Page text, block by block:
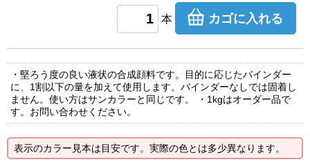
本 カゴに入れる
・堅ろう度の良い液状の合成顔料です。目的に応じたバインダー
に、1割以下の量を加えて使用します。バインダーなしでは固着し
ません。使い方はサンカラーと同じです。 ・1kgはオーダー品で
す。お問い合わせください。
表示のカラー見本は目安です。実際の色とは多少異なります。